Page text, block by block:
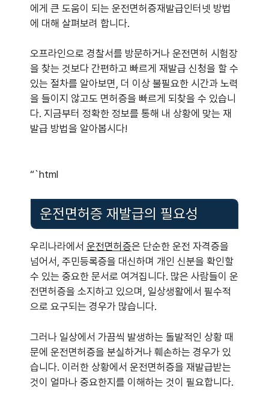
에게 큰 도움이 되는 운전면허증재발급인터넷 방법
에 대해 살펴보려 합니다.
오프라인으로 경찰서를 방문하거나 운전면허 시험장
을 찾는 것보다 간편하고 빠르게 재발급 신청을 할 수
있는 절차를 알아보면, 더 이상 불필요한 시간과 노력
을 들이지 않고도 면허증을 빠르게 되찾을 수 있습니
다. 지금부터 정확한 정보를 통해 내 상황에 맞는 재
발급 방법을 알아봅시다!
“`html
운전면허증 재발급의 필요성
우리나라에서 운전면허증은 단순한 운전 자격증을
넘어서, 주민등록증을 대신하며 개인 신분을 확인할
수 있는 중요한 문서로 여겨집니다. 많은 사람들이 운
전면허증을 소지하고 있으며, 일상생활에서 필수적
으로 요구되는 경우가 많습니다.
그러나 일상에서 가끔씩 발생하는 돌발적인 상황 때
문에 운전면허증을 분실하거나 훼손하는 경우가 있
습니다. 이러한 상황에서 운전면허증을 재발급받는
것이 얼마나 중요한지를 이해하는 것이 필요합니다.